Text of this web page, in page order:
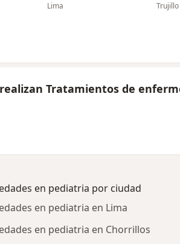
Lima
Trujillo
Tratamientos de
en pediatria por ciudad
en pediatria en Lima
en pediatria en Chorrillos